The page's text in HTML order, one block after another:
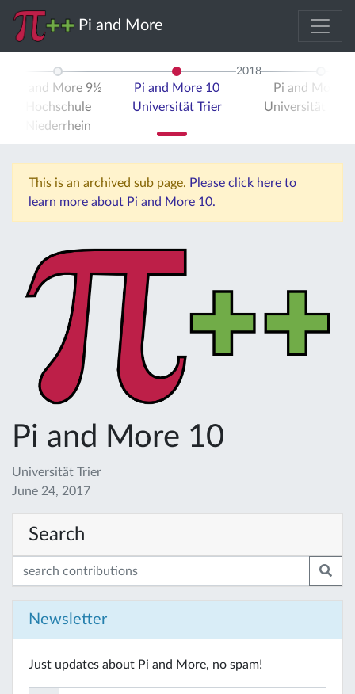
Pi and More
Pi and More 9½
Hochschule
Niederrhein
Pi and More 10
Universität Trier
2018
Pi and More
Universität
This is an archived sub page. Please click here to
learn more about Pi and More 10.
Pi and More 10
Universität Trier
June 24, 2017
Search
Newsletter
Just updates about Pi and More, no spam!